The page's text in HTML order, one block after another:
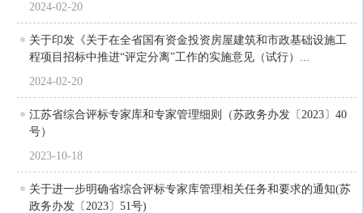
2024-02-20
关于印发《关于在全省国有资金投资房屋建筑和市政基础设施工
程项目招标中推进“评定分离”工作的实施意见（试行）...
2024-02-20
江苏省综合评标专家库和专家管理细则（苏政务办发〔2023〕40
号）
2023-10-18
关于进一步明确省综合评标专家库管理相关任务和要求的通知(苏
政务办发〔2023〕51号)